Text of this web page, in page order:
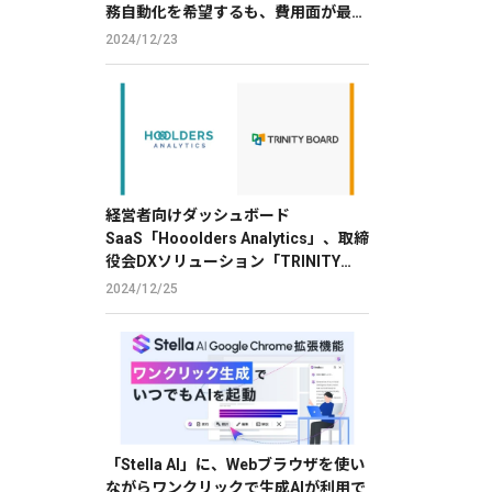
務自動化を希望するも、費用面が最大
の障壁
2024/12/23
経営者向けダッシュボード
SaaS「Hooolders Analytics」、取締
役会DXソリューション「TRINITY
BOARD」に株価分析機能を提供
2024/12/25
「Stella AI」に、Webブラウザを使い
ながらワンクリックで生成AIが利用で